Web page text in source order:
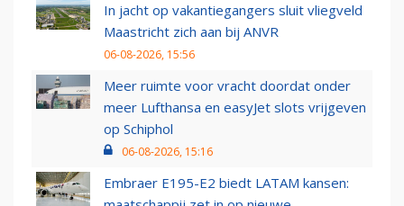
In jacht op vakantiegangers sluit vliegveld
Maastricht zich aan bij ANVR
06-08-2026, 15:56
Meer ruimte voor vracht doordat onder
meer Lufthansa en easyJet slots vrijgeven
op Schiphol
06-08-2026, 15:16
Embraer E195-E2 biedt LATAM kansen: